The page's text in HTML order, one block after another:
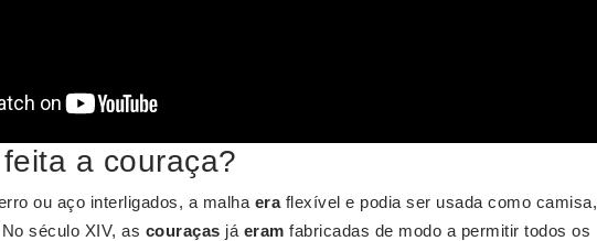
a couraça?
ou aço interligados, a malha eraflexível e podia ser usada como camisa,
século XIV, as couraças já eram fabricadas de modo a permitir todos os